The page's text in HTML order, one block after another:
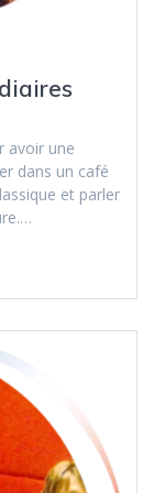
avoir une
dans un café
et parler